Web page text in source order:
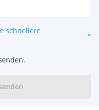
schnellere